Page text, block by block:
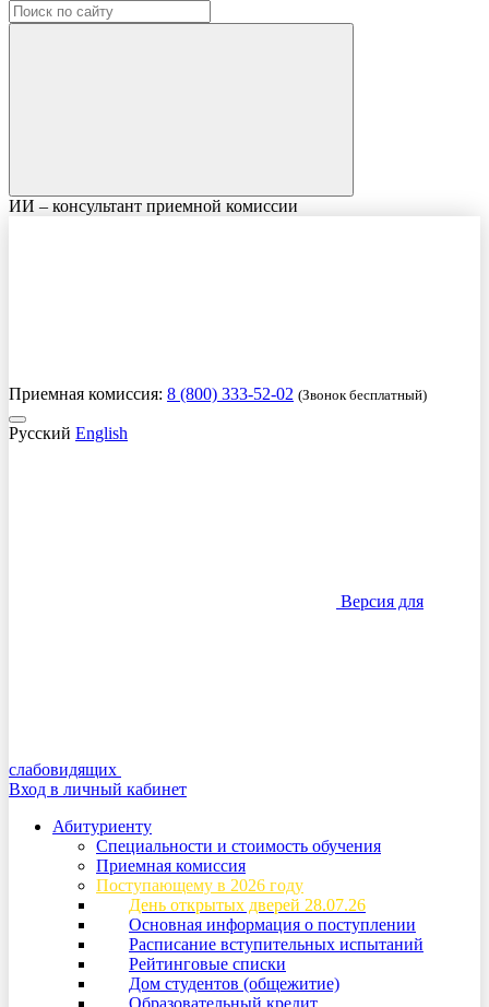
ИИ – консультант приемной комиссии
Приемная комиссия: 8 (800) 333-52-02 (Звонок бесплатный)
Русский English
Версия для
слабовидящих
Вход в личный кабинет
Абитуриенту
Специальности и стоимость обучения
Приемная комиссия
Поступающему в 2026 году
День открытых дверей 28.07.26
Основная информация о поступлении
Расписание вступительных испытаний
Рейтинговые списки
Дом студентов (общежитие)
Образовательный кредит